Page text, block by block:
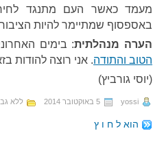
מעמד כאשר העם מתנגד
באספסוף שמתיימר להיות הציבור
הערה מנהלתית: בימים
הטוב והתודה. אני רוצה להודות
(יוסי גורביץ)
yossi 5 באוקטובר 2014 ללא
הוא ל ח ו ץ